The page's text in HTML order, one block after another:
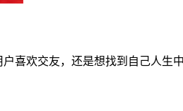
喜欢交友，还是想找到自己人生